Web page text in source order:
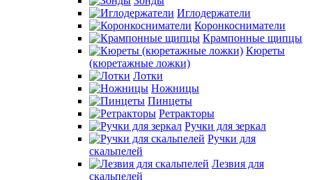
Иглодержатели
Коронкосниматели
Крампонные щипцы
Кюреты
(кюретажные ложки)
Лотки
Ножницы
Пинцеты
Ретракторы
Ручки для зеркал
Ручки для
скальпелей
Лезвия для
скальпелей